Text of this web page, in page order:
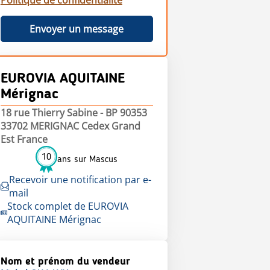
Envoyer un message
EUROVIA AQUITAINE
Mérignac
18 rue Thierry Sabine - BP 90353
33702 MERIGNAC Cedex Grand
Est France
10 ans sur Mascus
Recevoir une notification par e-
mail
Stock complet de EUROVIA
AQUITAINE Mérignac
Nom et prénom du vendeur